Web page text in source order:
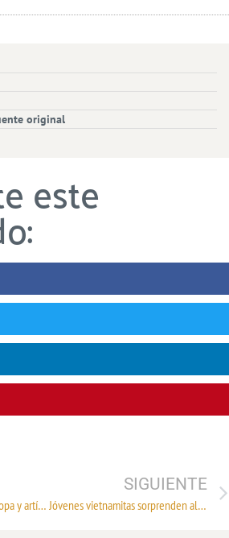
original
este
Pegan chips a refrescos, ropa y artículos médicos
SIGUIENTE
Jóvenes vietnamitas sorprenden al mundo con zapatos deportivos hechos de borra de café